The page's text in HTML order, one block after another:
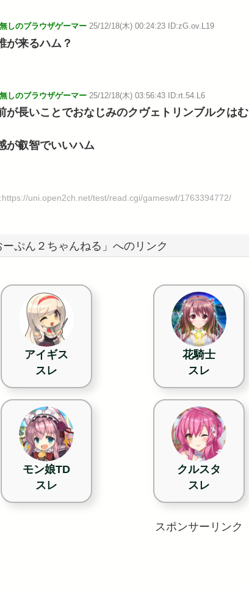
しのブラウザゲーマー 25/12/18(木) 00:24:23 ID:zG.ov.L19
が来るハム？
しのブラウザゲーマー 25/12/18(木) 03:56:43 ID:rt.54.L6
が長いことでおなじみのクヴェトリンブルクはむ
が叡智でいいハム
uni.open2ch.net/test/read.cgi/gameswf/1763394772/
ーぷん２ちゃんねる」へのリンク
アイギス
スレ
花騎士
スレ
モン娘TD
スレ
クルスタ
スレ
スポンサーリンク